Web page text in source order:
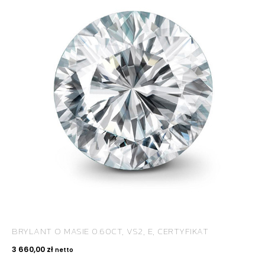
BRYLANT O MASIE 0.60CT, VS2, E, CERTYFIKAT
3 660,00 zł netto